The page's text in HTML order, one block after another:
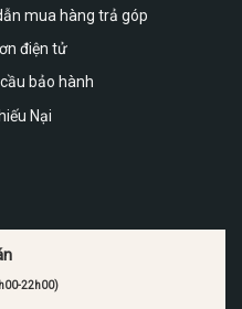
mua hàng trả góp
điện tử
bảo hành
Nại
22h00)